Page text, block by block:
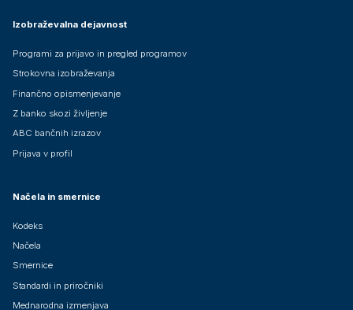
Izobraževalna dejavnost
Programi za prijavo in pregled programov
Strokovna izobraževanja
Finančno opismenjevanje
Z banko skozi življenje
ABC bančnih izrazov
Prijava v profil
Načela in smernice
Kodeks
Načela
Smernice
Standardi in priročniki
Mednarodna izmenjava